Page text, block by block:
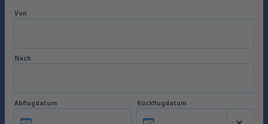
Von
Nach
Abflugdatum Rückflugdatum